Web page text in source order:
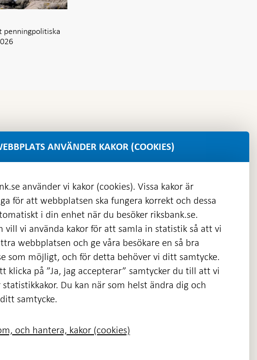
penningpolitiska
Öppnas
ny
flik
ANVÄNDER KAKOR (COOKIES)
använder vi kakor (cookies). Vissa kakor är
för att webbplatsen ska fungera korrekt och dessa
i din enhet när du besöker riksbank.se.
vill vi använda kakor för att samla in statistik så att vi
webbplatsen och ge våra besökare en så bra
som möjligt, och för detta behöver vi ditt samtycke.
klicka på ”Ja, jag accepterar” samtycker du till att vi
statistikkakor. Du kan när som helst ändra dig och
samtycke.
och hantera, kakor (cookies)